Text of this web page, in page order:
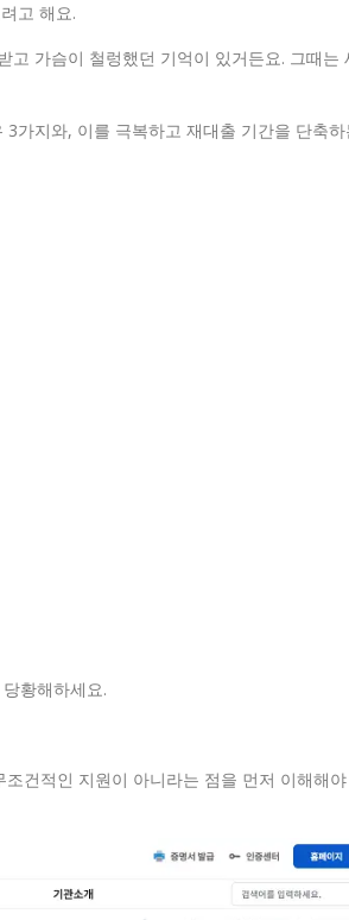
고 해요.
고 가슴이 철렁했던 기억이 있거든요. 그때는
가지와, 이를 극복하고 재대출 기간을 단축
황해하세요.
조건적인 지원이 아니라는 점을 먼저 이해해야